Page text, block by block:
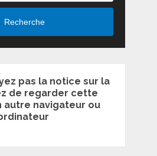
Recherche
pas la notice sur la
de regarder cette
autre navigateur ou